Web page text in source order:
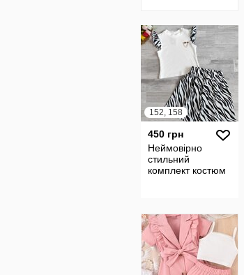
152, 158
450 грн
Неймовірно
стильний
комплект костюм